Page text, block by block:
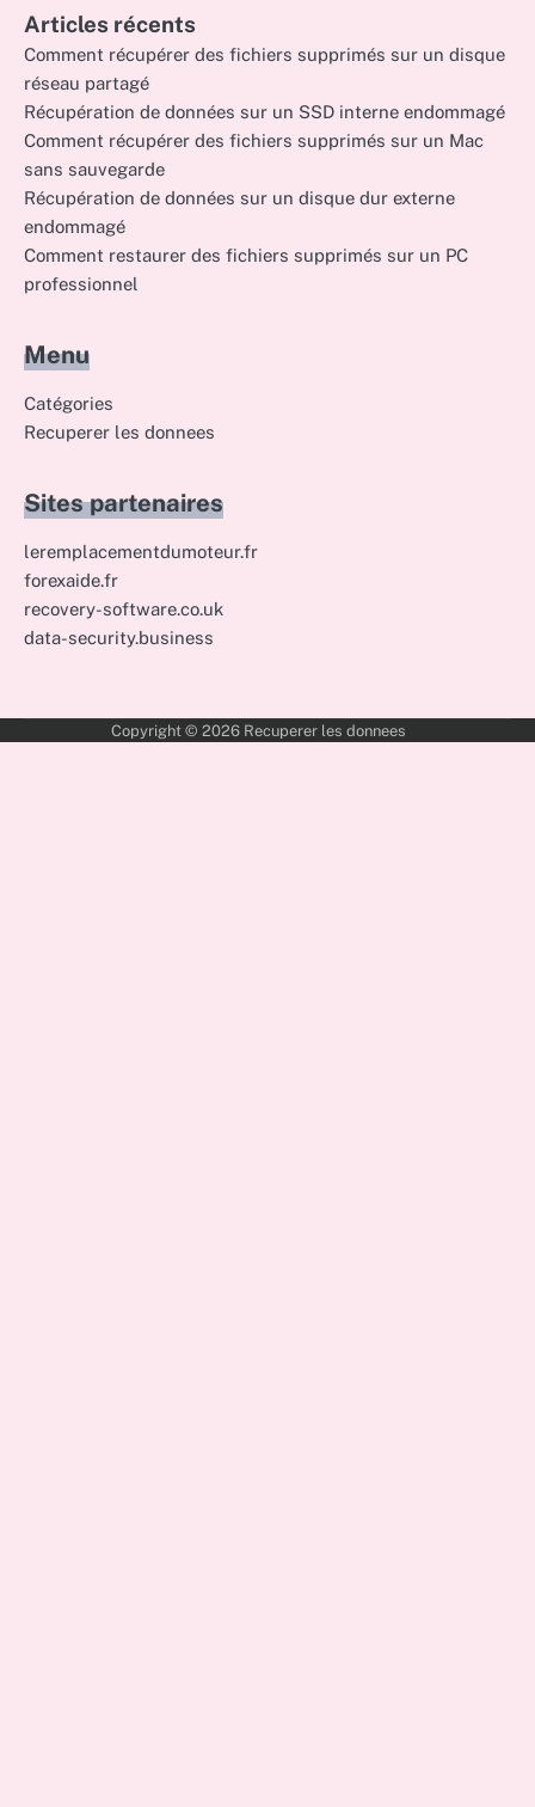
Articles récents
Comment récupérer des fichiers supprimés sur un disque
réseau partagé
Récupération de données sur un SSD interne endommagé
Comment récupérer des fichiers supprimés sur un Mac
sans sauvegarde
Récupération de données sur un disque dur externe
endommagé
Comment restaurer des fichiers supprimés sur un PC
professionnel
Menu
Catégories
Recuperer les donnees
Sites partenaires
leremplacementdumoteur.fr
forexaide.fr
recovery-software.co.uk
data-security.business
Copyright © 2026 Recuperer les donnees